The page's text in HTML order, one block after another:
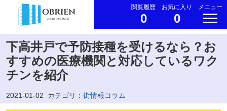
閲覧履歴
0
お気に入り
0
メニュー
下高井戸で予防接種を受けるなら？お
すすめの医療機関と対応しているワク
チンを紹介
2021-01-02 カテゴリ： 街情報コラム